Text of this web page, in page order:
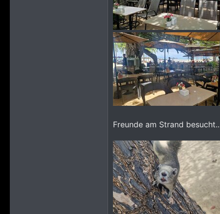
Freunde am Strand besucht..